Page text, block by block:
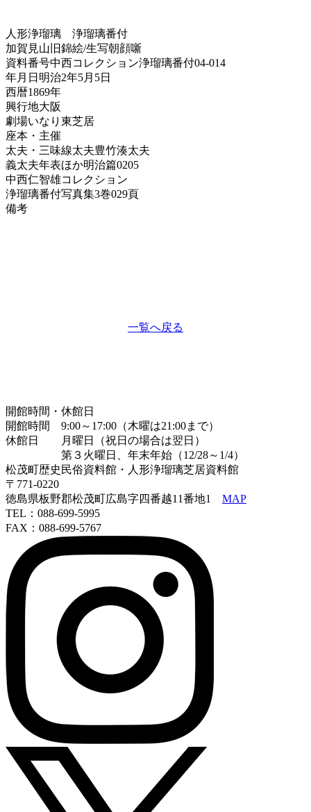
人形浄瑠璃 浄瑠璃番付
加賀見山旧錦絵/生写朝顔噺
資料番号中西コレクション浄瑠璃番付04-014
年月日 明治2年5月5日
西暦1869年
興行地大阪
劇場いなり東芝居
座本・主催
太夫・三味線太夫豊竹湊太夫
義太夫年表ほか明治篇0205
中西仁智雄コレクション
浄瑠璃番付写真集3巻029頁
備考
一覧へ戻る
開館時間・休館日
開館時間 9:00～17:00（木曜は21:00まで）
休館日 月曜日（祝日の場合は翌日）
第３火曜日、年末年始（12/28～1/4）
松茂町歴史民俗資料館・人形浄瑠璃芝居資料館
〒771-0220
徳島県板野郡松茂町広島字四番越11番地1 MAP
TEL：088-699-5995
FAX：088-699-5767